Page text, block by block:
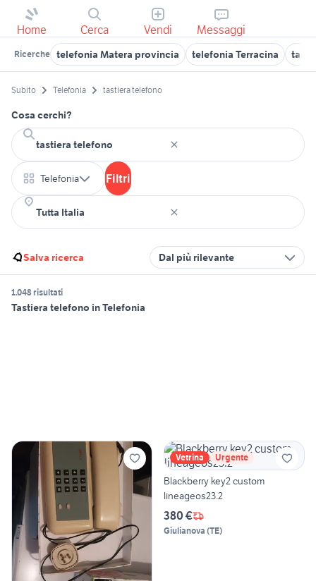
Home Cerca Vendi Messaggi
Ricerche telefonia Matera provincia telefonia Terracina
Subito Telefonia tastiera telefono
Cosa cerchi?
Telefonia Filtri
Salva ricerca Dal più rilevante
1.048 risultati
Tastiera telefono in Telefonia
Vetrina Urgente
Blackberry key2 custom
lineageos23.2
380 €
Giulianova (TE)